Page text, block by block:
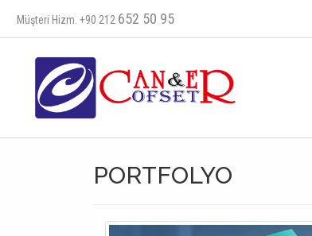
Müşteri Hizm. +90 212 652 50 95
PORTFOLYO